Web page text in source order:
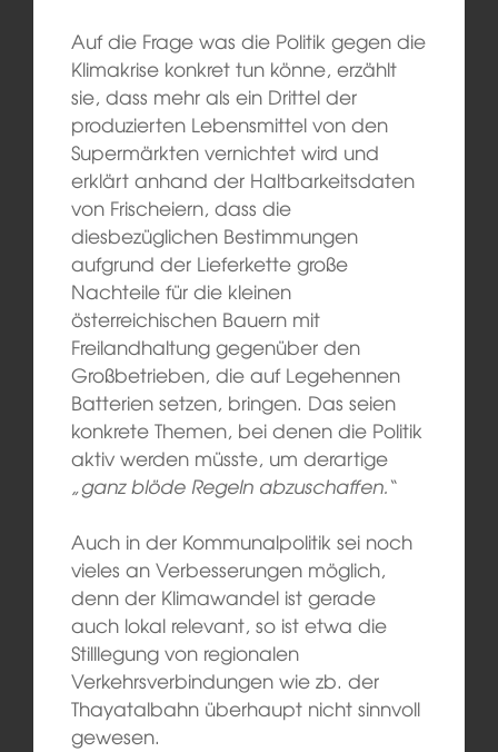
Auf die Frage was die Politik gegen die
Klimakrise konkret tun könne, erzählt
sie, dass mehr als ein Drittel der
produzierten Lebensmittel von den
Supermärkten vernichtet wird und
erklärt anhand der Haltbarkeitsdaten
von Frischeiern, dass die
diesbezüglichen Bestimmungen
aufgrund der Lieferkette große
Nachteile für die kleinen
österreichischen Bauern mit
Freilandhaltung gegenüber den
Großbetrieben, die auf Legehennen
Batterien setzen, bringen. Das seien
konkrete Themen, bei denen die Politik
aktiv werden müsste, um derartige
„ganz blöde Regeln abzuschaffen.“
Auch in der Kommunalpolitik sei noch
vieles an Verbesserungen möglich,
denn der Klimawandel ist gerade
auch lokal relevant, so ist etwa die
Stilllegung von regionalen
Verkehrsverbindungen wie zb. der
Thayatalbahn überhaupt nicht sinnvoll
gewesen.